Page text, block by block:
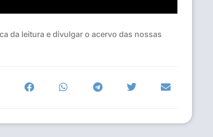
da leitura e divulgar o acervo das nossas